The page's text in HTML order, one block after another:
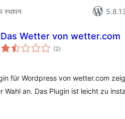
स्थापन
Das Wetter von wetter.com
(2कुल
दर)
für Wordpress von wetter.com
Wahl an. Das Plugin ist leicht zu